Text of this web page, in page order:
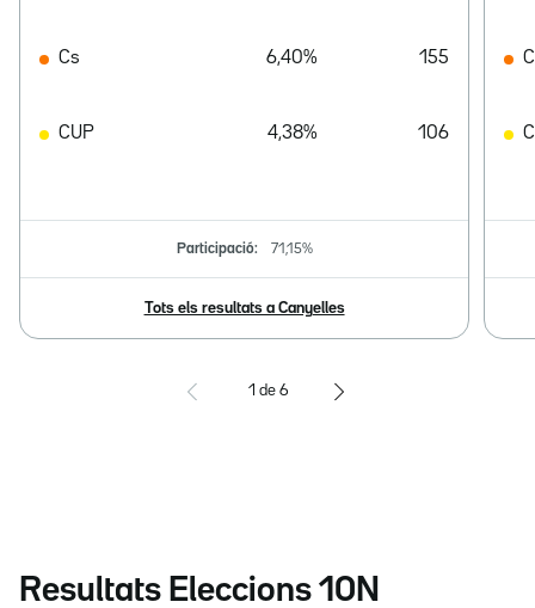
Cs 6,40% 155
CUP 4,38% 106
Participació: 71,15%
Tots els resultats a Canyelles
1 de 6
Resultats Eleccions 10N